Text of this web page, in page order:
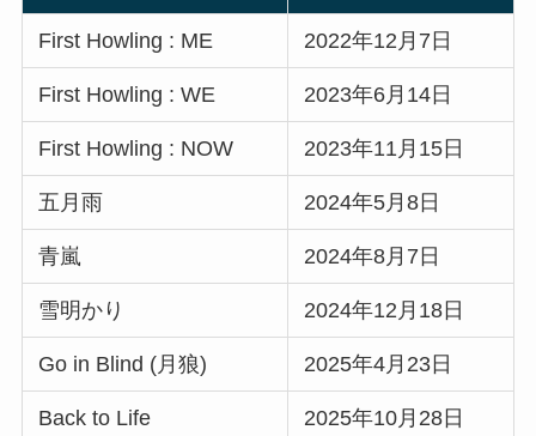
First Howling : ME 2022年12月7日
First Howling : WE 2023年6月14日
First Howling : NOW 2023年11月15日
五月雨 2024年5月8日
青嵐 2024年8月7日
雪明かり 2024年12月18日
Go in Blind (月狼) 2025年4月23日
Back to Life 2025年10月28日